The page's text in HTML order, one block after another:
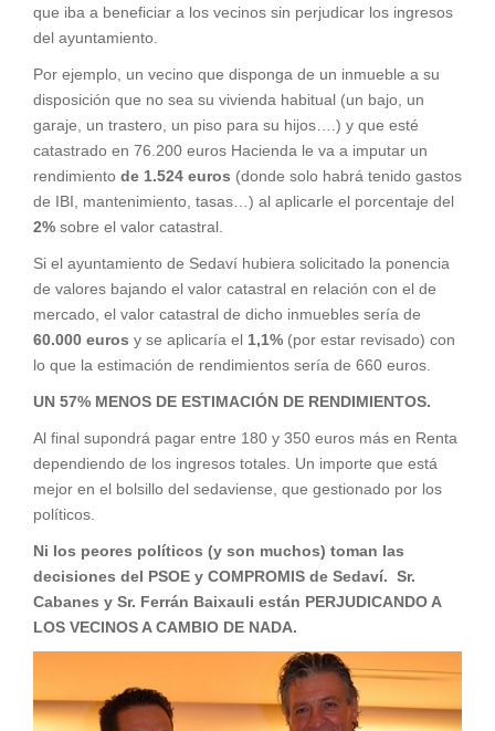
que iba a beneficiar a los vecinos sin perjudicar los ingresos
del ayuntamiento.
Por ejemplo, un vecino que disponga de un inmueble a su
disposición que no sea su vivienda habitual (un bajo, un
garaje, un trastero, un piso para su hijos….) y que esté
catastrado en 76.200 euros Hacienda le va a imputar un
rendimiento de 1.524 euros (donde solo habrá tenido gastos
de IBI, mantenimiento, tasas…) al aplicarle el porcentaje del
2% sobre el valor catastral.
Si el ayuntamiento de Sedaví hubiera solicitado la ponencia
de valores bajando el valor catastral en relación con el de
mercado, el valor catastral de dicho inmuebles sería de
60.000 euros y se aplicaría el 1,1% (por estar revisado) con
lo que la estimación de rendimientos sería de 660 euros.
UN 57% MENOS DE ESTIMACIÓN DE RENDIMIENTOS.
Al final supondrá pagar entre 180 y 350 euros más en Renta
dependiendo de los ingresos totales. Un importe que está
mejor en el bolsillo del sedaviense, que gestionado por los
políticos.
Ni los peores políticos (y son muchos) toman las
decisiones del PSOE y COMPROMIS de Sedaví. Sr.
Cabanes y Sr. Ferrán Baixauli están PERJUDICANDO A
LOS VECINOS A CAMBIO DE NADA.